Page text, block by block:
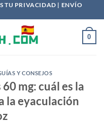
TU PRIVACIDAD | ENVÍO
0
Y CONSEJOS
mg: cuál es la
la eyaculación